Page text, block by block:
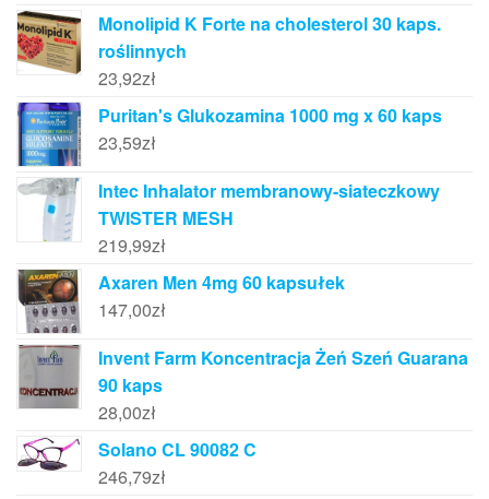
Monolipid K Forte na cholesterol 30 kaps.
roślinnych
23,92zł
Puritan's Glukozamina 1000 mg x 60 kaps
23,59zł
Intec Inhalator membranowy-siateczkowy
TWISTER MESH
219,99zł
Axaren Men 4mg 60 kapsułek
147,00zł
Invent Farm Koncentracja Żeń Szeń Guarana
90 kaps
28,00zł
Solano CL 90082 C
246,79zł